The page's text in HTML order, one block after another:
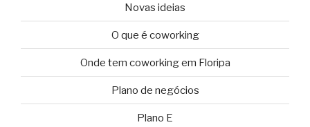
Novas ideias
O que é coworking
Onde tem coworking em Floripa
Plano de negócios
Plano E